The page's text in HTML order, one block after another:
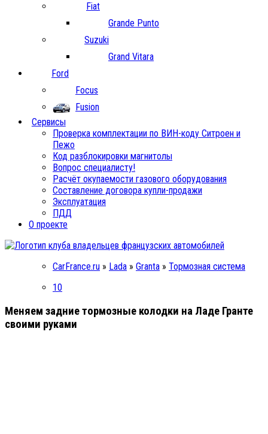
Fiat
Grande Punto
Suzuki
Grand Vitara
Ford
Focus
Fusion
Сервисы
Проверка комплектации по ВИН-коду Ситроен и
Пежо
Код разблокировки магнитолы
Вопрос специалисту!
Расчёт окупаемости газового оборудования
Составление договора купли-продажи
Эксплуатация
ПДД
О проекте
CarFrance.ru » Lada » Granta » Тормозная система
10
Меняем задние тормозные колодки на Ладе Гранте
своими руками